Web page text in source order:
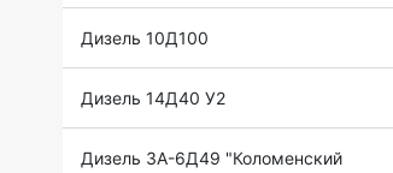
Дизель 10Д100
Дизель 14Д40 У2
Дизель 3А-6Д49 "Коломенский